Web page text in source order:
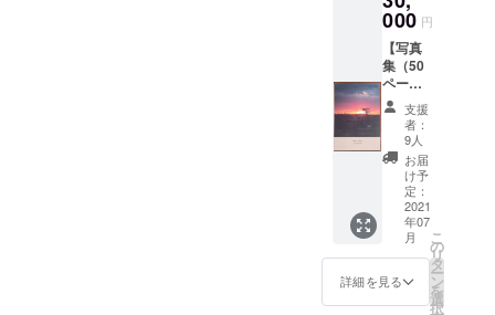
ます。
す。 タ
ンザニ
アの現
状や子
供たち
の様子
などに
つい
て、現
地で活
動して
いる私
たちの
仲間で
あるタ
ンザニ
000 円
【写真
集（50
ページ
版）】
これま
でタン
ザニア
を訪問
して撮
りため
ていた
タンザ
ニアの
様子を
写真集
支援
者：
9人
お届
け予
定：
2021
年07
月
詳細を見る
こ
の
リ
タ
ー
ン
を
選
択